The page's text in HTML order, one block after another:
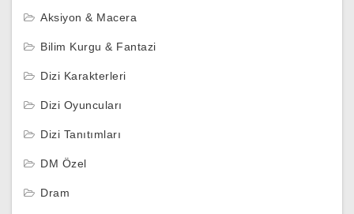
Aksiyon & Macera
Bilim Kurgu & Fantazi
Dizi Karakterleri
Dizi Oyuncuları
Dizi Tanıtımları
DM Özel
Dram